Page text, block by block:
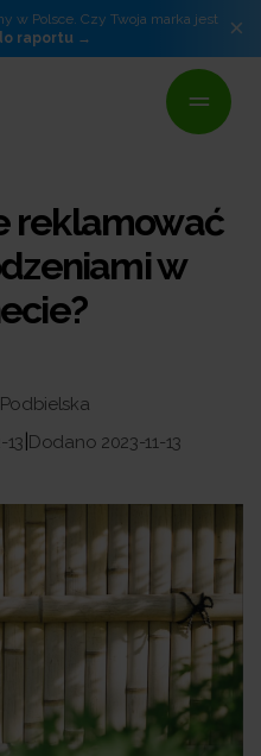
w Polsce. Czy Twoja marka jest
raportu ×
reklamować
w
13 Dodano 2023-11-13